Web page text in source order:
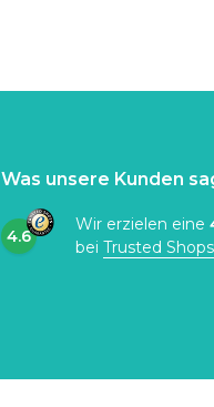
Was unsere Kunden
4.6
Wir erzielen eine
bei Trusted Shops